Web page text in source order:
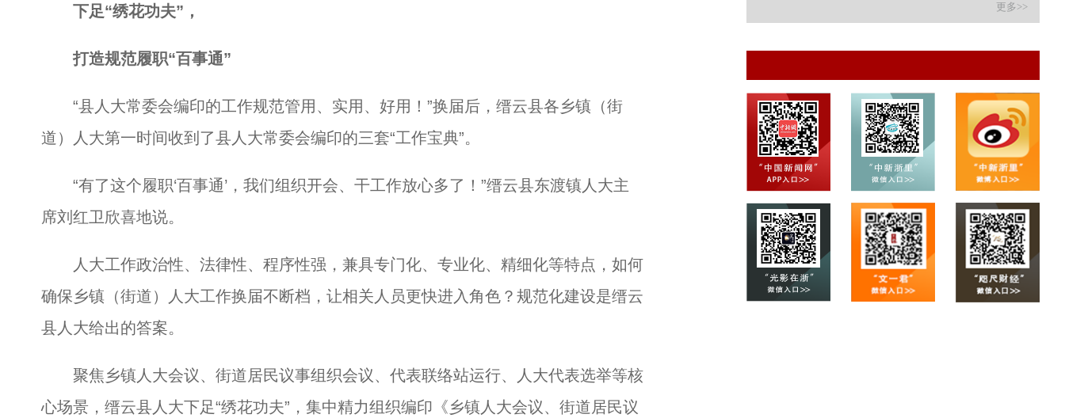
下足“绣花功夫”，
打造规范履职“百事通”
“县人大常委会编印的工作规范管用、实用、好用！”换届后，缙云县各乡镇（街
道）人大第一时间收到了县人大常委会编印的三套“工作宝典”。
“有了这个履职‘百事通’，我们组织开会、干工作放心多了！”缙云县东渡镇人大主
席刘红卫欣喜地说。
人大工作政治性、法律性、程序性强，兼具专门化、专业化、精细化等特点，如何
确保乡镇（街道）人大工作换届不断档，让相关人员更快进入角色？规范化建设是缙云
县人大给出的答案。
聚焦乡镇人大会议、街道居民议事组织会议、代表联络站运行、人大代表选举等核
心场景，缙云县人大下足“绣花功夫”，集中精力组织编印《乡镇人大会议、街道居民议
更多>>